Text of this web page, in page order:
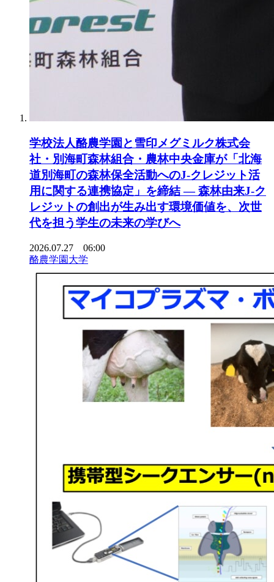
学校法人酪農学園と雪印メグミルク株式会
社・別海町森林組合・農林中央金庫が「北海
道別海町の森林保全活動へのJ-クレジット活
用に関する連携協定」を締結 ― 森林由来J-ク
レジットの創出が生み出す環境価値を、次世
代を担う学生の未来の学びへ
2026.07.27 06:00
酪農学園大学